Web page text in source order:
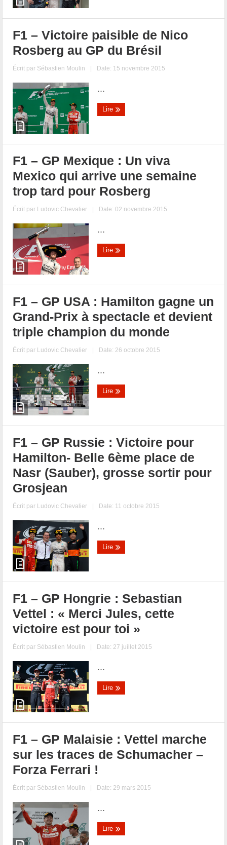
F1 – Victoire paisible de Nico
Rosberg au GP du Brésil
Écrit par Sébastien Moulin | Date: 15 novembre 2015
...
Lire
F1 – GP Mexique : Un viva
Mexico qui arrive une semaine
trop tard pour Rosberg
Écrit par Ludovic Chevalier | Date: 02 novembre 2015
...
Lire
F1 – GP USA : Hamilton gagne un
Grand-Prix à spectacle et devient
triple champion du monde
Écrit par Ludovic Chevalier | Date: 26 octobre 2015
...
Lire
F1 – GP Russie : Victoire pour
Hamilton- Belle 6ème place de
Nasr (Sauber), grosse sortir pour
Grosjean
Écrit par Ludovic Chevalier | Date: 11 octobre 2015
...
Lire
F1 – GP Hongrie : Sebastian
Vettel : « Merci Jules, cette
victoire est pour toi »
Écrit par Sébastien Moulin | Date: 27 juillet 2015
...
Lire
F1 – GP Malaisie : Vettel marche
sur les traces de Schumacher –
Forza Ferrari !
Écrit par Sébastien Moulin | Date: 29 mars 2015
...
Lire